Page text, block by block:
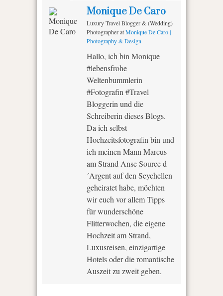
Monique De Caro
Luxury Travel Blogger & (Wedding)
PhotographeratMonique De Caro |
Photography & Design
Hallo, ich bin Monique
#lebensfrohe
Weltenbummlerin
#Fotografin #Travel
Bloggerin und die
Schreiberin dieses Blogs.
Da ich selbst
Hochzeitsfotografin bin und
ich meinen Mann Marcus
am Strand Anse Source d
´Argent auf den Seychellen
geheiratet habe, möchten
wir euch vor allem Tipps
für wunderschöne
Flitterwochen, die eigene
Hochzeit am Strand,
Luxusreisen, einzigartige
Hotels oder die romantische
Auszeit zu zweit geben.